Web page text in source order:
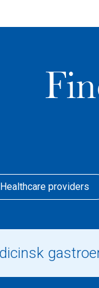
Healthcare providers